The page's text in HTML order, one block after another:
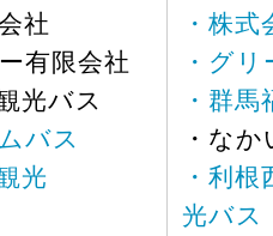
社
・株
有限会社
・グ
光バス
・群
バス
・な
光
・利
光バス